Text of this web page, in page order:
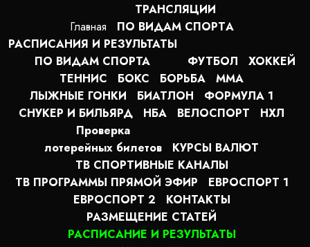
Главная
ТРАНСЛЯЦИИ
ПО ВИДАМ СПОРТA
РАСПИСАНИЯ И РЕЗУЛЬТАТЫ
ПО ВИДАМ СПОРТА
ФУТБОЛ
ХОККЕЙ
ТЕННИС
БОКС БОРЬБА
MMA
ЛЫЖНЫЕ ГОНКИ
БИАТЛОН
ФОРМУЛА 1
СНУКЕР И БИЛЬЯРД
НБА ВЕЛОСПОРТ
НХЛ
Проверка
лотерейных билетов
КУРСЫ ВАЛЮТ
ТВ СПОРТИВНЫЕ КАНАЛЫ
ТВ ПРОГРАММЫ ПРЯМОЙ ЭФИР
ЕВРОСПОРТ 1
ЕВРОСПОРТ 2
КОНТАКТЫ
РАЗМЕЩЕНИЕ СТАТЕЙ
РАСПИСАНИЕ И РЕЗУЛЬТАТЫ